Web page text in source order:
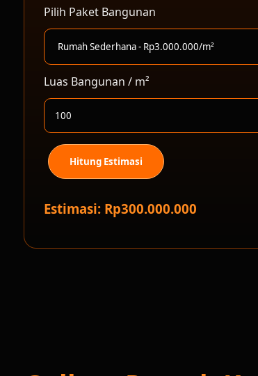
Pilih Paket Bangunan
Luas Bangunan / m²
Hitung Estimasi
Estimasi: Rp300.000.000